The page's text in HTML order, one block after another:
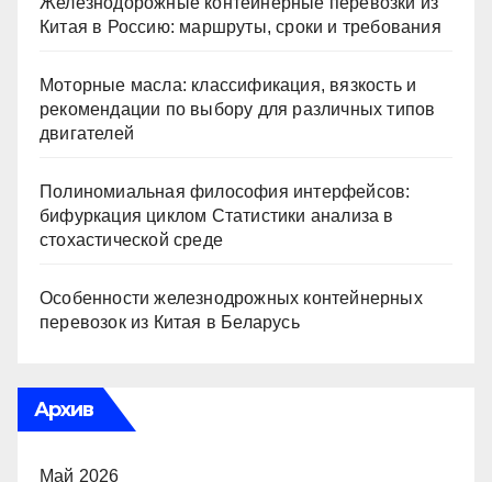
Китая в Россию: маршруты, сроки и требования
Моторные масла: классификация, вязкость и
рекомендации по выбору для различных типов
двигателей
Полиномиальная философия интерфейсов:
бифуркация циклом Статистики анализа в
стохастической среде
Особенности железнодрожных контейнерных
перевозок из Китая в Беларусь
Архив
Май 2026